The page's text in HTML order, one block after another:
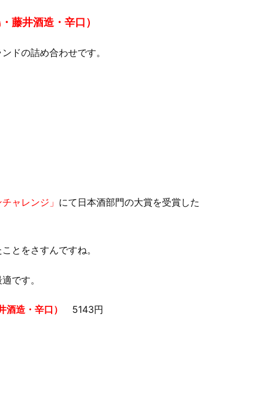
井酒造・辛口）
ドの詰め合わせです。
ャレンジ」 にて日本酒部門の大賞を受賞した
とをさすんですね。
です。
造・辛口） 5143円